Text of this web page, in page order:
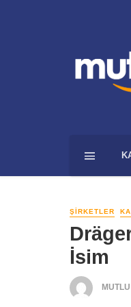
ŞIRKETLER
İsim